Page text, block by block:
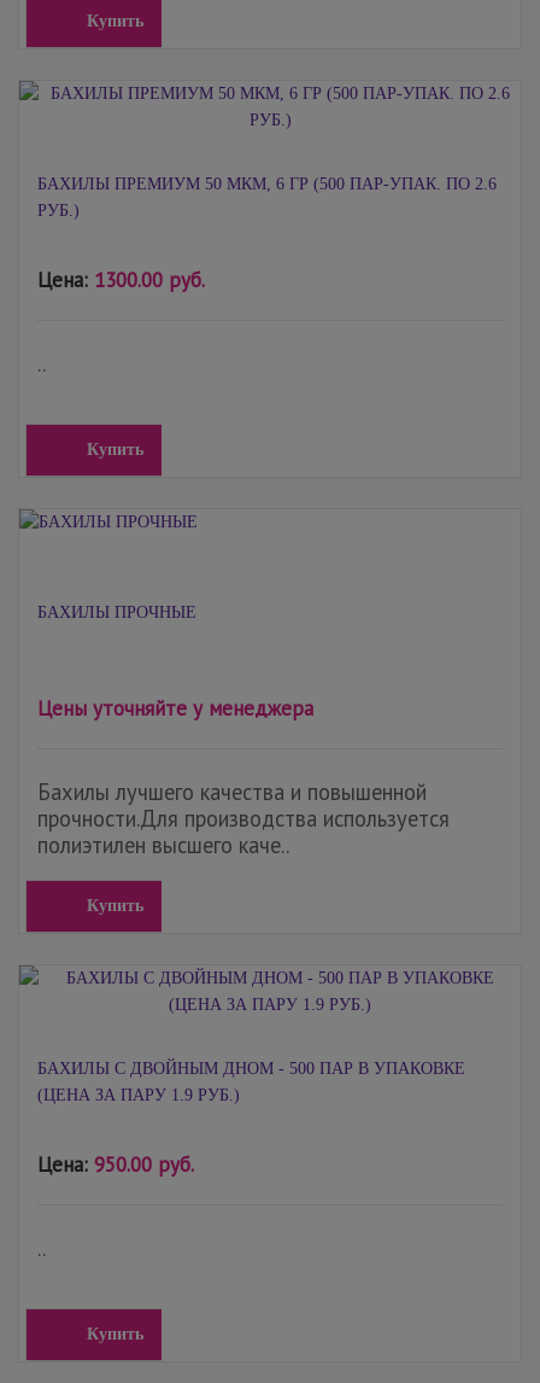
Купить
БАХИЛЫ ПРЕМИУМ 50 МКМ, 6 ГР (500 ПАР-УПАК. ПО 2.6
РУБ.)
Цена: 1300.00 руб.
..
Купить
БАХИЛЫ ПРОЧНЫЕ
Цены уточняйте у менеджера
Бахилы лучшего качества и повышенной
прочности.Для производства используется
полиэтилен высшего каче..
Купить
БАХИЛЫ С ДВОЙНЫМ ДНОМ - 500 ПАР В УПАКОВКЕ
(ЦЕНА ЗА ПАРУ 1.9 РУБ.)
Цена: 950.00 руб.
..
Купить